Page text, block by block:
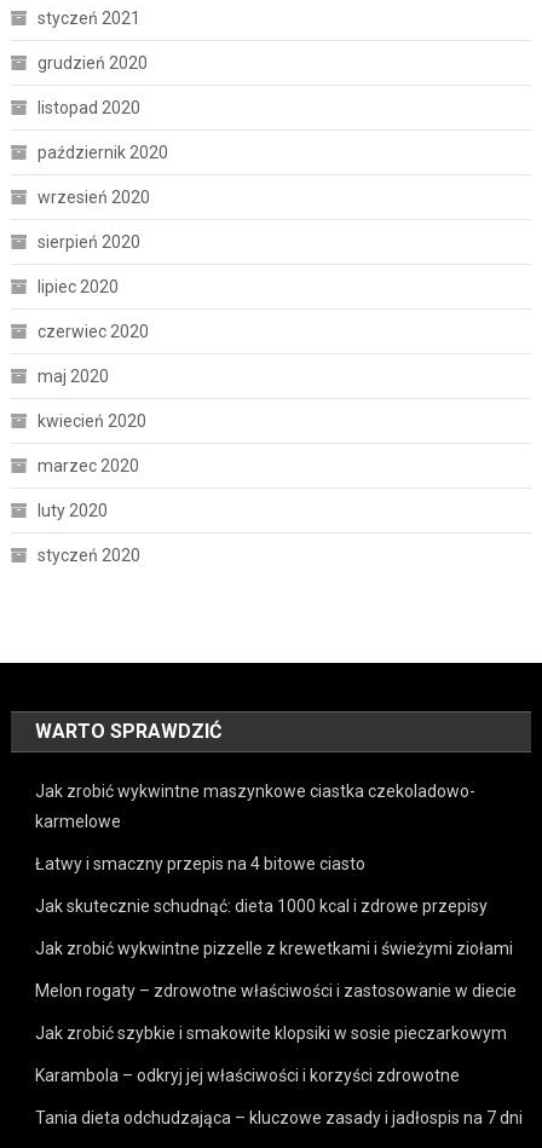
styczeń 2021
grudzień 2020
listopad 2020
październik 2020
wrzesień 2020
sierpień 2020
lipiec 2020
czerwiec 2020
maj 2020
kwiecień 2020
marzec 2020
luty 2020
styczeń 2020
WARTO SPRAWDZIĆ
Jak zrobić wykwintne maszynkowe ciastka czekoladowo-
karmelowe
Łatwy i smaczny przepis na 4 bitowe ciasto
Jak skutecznie schudnąć: dieta 1000 kcal i zdrowe przepisy
Jak zrobić wykwintne pizzelle z krewetkami i świeżymi ziołami
Melon rogaty – zdrowotne właściwości i zastosowanie w diecie
Jak zrobić szybkie i smakowite klopsiki w sosie pieczarkowym
Karambola – odkryj jej właściwości i korzyści zdrowotne
Tania dieta odchudzająca – kluczowe zasady i jadłospis na 7 dni